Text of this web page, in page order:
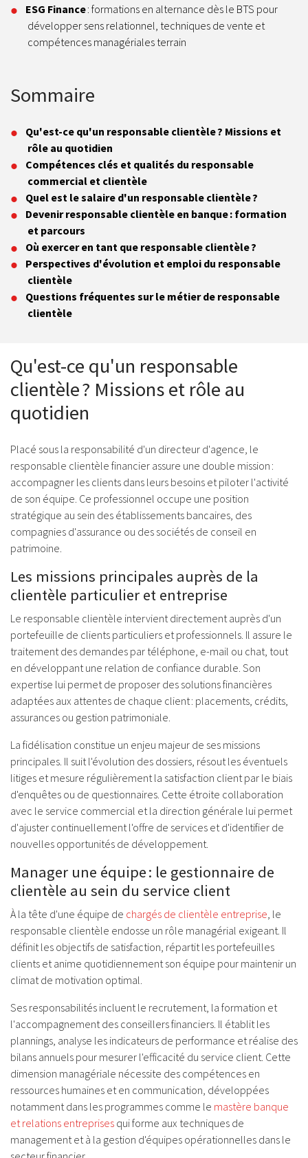
ESG Finance: formations en alternance dès le BTS pour
développer sens relationnel, techniques de vente et
compétences managériales terrain
Sommaire
Qu'est-ce qu'un responsable clientèle ? Missions et
rôle au quotidien
Compétences clés et qualités du responsable
commercial et clientèle
Quel est le salaire d'un responsable clientèle ?
Devenir responsable clientèle en banque : formation
et parcours
Où exercer en tant que responsable clientèle ?
Perspectives d'évolution et emploi du responsable
clientèle
Questions fréquentes sur le métier de responsable
clientèle
Qu'est-ce qu'un responsable
clientèle ? Missions et rôle au
quotidien
Placé sous la responsabilité d'un directeur d'agence, le
responsable clientèle financier assure une double mission :
accompagner les clients dans leurs besoins et piloter l'activité
de son équipe. Ce professionnel occupe une position
stratégique au sein des établissements bancaires, des
compagnies d'assurance ou des sociétés de conseil en
patrimoine.
Les missions principales auprès de la
clientèle particulier et entreprise
Le responsable clientèle intervient directement auprès d'un
portefeuille de clients particuliers et professionnels. Il assure le
traitement des demandes par téléphone, e-mail ou chat, tout
en développant une relation de confiance durable. Son
expertise lui permet de proposer des solutions financières
adaptées aux attentes de chaque client : placements, crédits,
assurances ou gestion patrimoniale.
La fidélisation constitue un enjeu majeur de ses missions
principales. Il suit l'évolution des dossiers, résout les éventuels
litiges et mesure régulièrement la satisfaction client par le biais
d'enquêtes ou de questionnaires. Cette étroite collaboration
avec le service commercial et la direction générale lui permet
d'ajuster continuellement l'offre de services et d'identifier de
nouvelles opportunités de développement.
Manager une équipe : le gestionnaire de
clientèle au sein du service client
À la tête d'une équipe de chargés de clientèle entreprise, le
responsable clientèle endosse un rôle managérial exigeant. Il
définit les objectifs de satisfaction, répartit les portefeuilles
clients et anime quotidiennement son équipe pour maintenir un
climat de motivation optimal.
Ses responsabilités incluent le recrutement, la formation et
l'accompagnement des conseillers financiers. Il établit les
plannings, analyse les indicateurs de performance et réalise des
bilans annuels pour mesurer l'efficacité du service client. Cette
dimension managériale nécessite des compétences en
ressources humaines et en communication, développées
notamment dans les programmes comme le mastère banque
et relations entreprises qui forme aux techniques de
management et à la gestion d'équipes opérationnelles dans le